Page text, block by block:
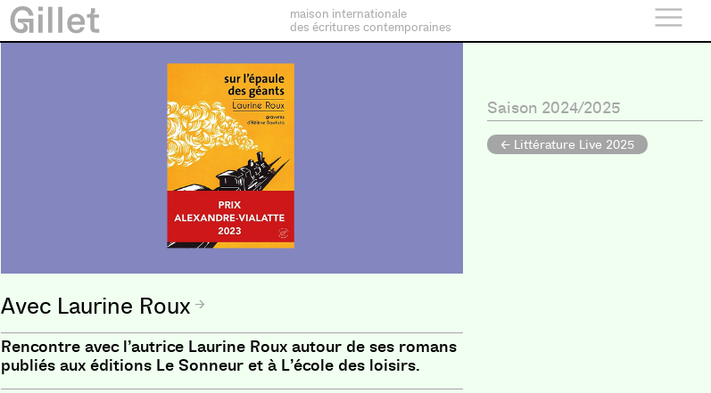
maison internationale
des écritures contemporaines
Laurine Roux
Rencontre avec l’autrice Laurine Roux autour de ses romans
publiés aux éditions Le Sonneur et à L’école des loisirs.
Saison 2024/2025
← Littérature Live 2025